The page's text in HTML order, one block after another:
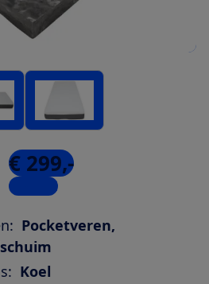
€ 299,-
1 winkel
Pocketveren,
Koel